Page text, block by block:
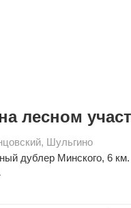
лесном
, Шульгино
дублер Минского, 6 км.